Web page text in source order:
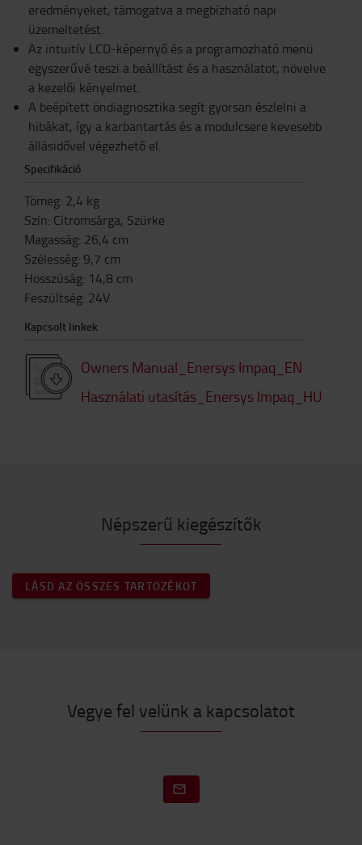
eredményeket, támogatva a megbízható napi
üzemeltetést.
Az intuitív LCD-képernyő és a programozható menü
egyszerűvé teszi a beállítást és a használatot, növelve
a kezelői kényelmet.
A beépített öndiagnosztika segít gyorsan észlelni a
hibákat, így a karbantartás és a modulcsere kevesebb
állásidővel végezhető el.
Specifikáció
Tömeg: 2,4 kg
Szín: Citromsárga, Szürke
Magasság: 26,4 cm
Szélesség: 9,7 cm
Hosszúság: 14,8 cm
Feszültség: 24V
Kapcsolt linkek
Owners Manual_Enersys Impaq_EN
Használati utasítás_Enersys Impaq_HU
Népszerű kiegészítők
LÁSD AZ ÖSSZES TARTOZÉKOT
Vegye fel velünk a kapcsolatot